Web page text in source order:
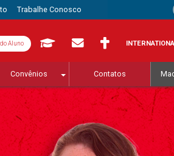
Trabalhe Conosco
Aluno
Convênios Contatos